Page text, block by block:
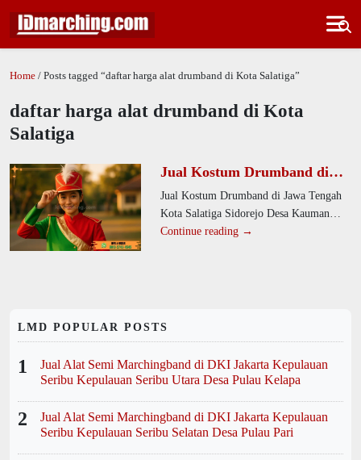
Home / Posts tagged “daftar harga alat drumband di Kota Salatiga”
daftar harga alat drumband di Kota
Salatiga
Jual Kostum Drumband di
Jawa Tengah Kota Salatiga
Sidorejo Desa Kauman Kidul
Jual Kostum Drumband di Jawa Tengah
Kota Salatiga Sidorejo Desa Kauman
Kidul. Kami menyediakan seragam
Continue reading →
LMD POPULAR POSTS
1
Jual Alat Semi Marchingband di DKI Jakarta Kepulauan
Seribu Kepulauan Seribu Utara Desa Pulau Kelapa
2
Jual Alat Semi Marchingband di DKI Jakarta Kepulauan
Seribu Kepulauan Seribu Selatan Desa Pulau Pari